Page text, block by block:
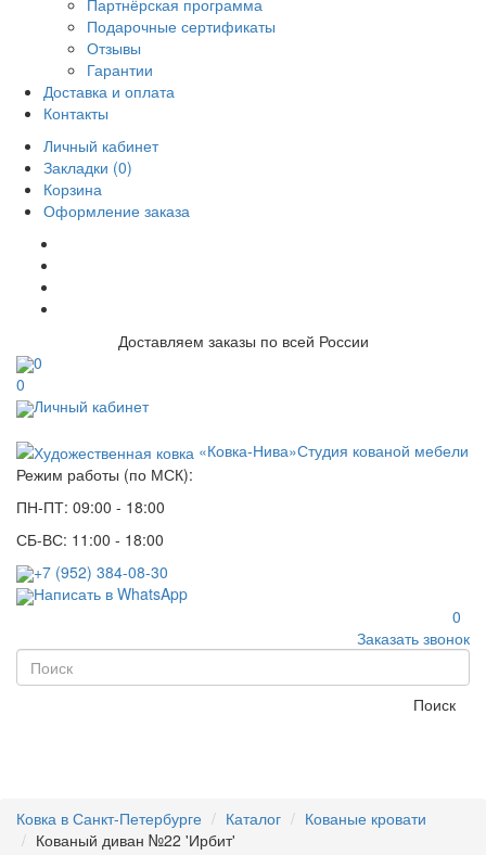
Партнёрская программа
Подарочные сертификаты
Отзывы
Гарантии
Доставка и оплата
Контакты
Личный кабинет
Закладки (0)
Корзина
Оформление заказа
Доставляем заказы по всей России
0
0
Личный кабинет
«Ковка-Нива»Студия кованой мебели
Режим работы (по МСК):
ПН-ПТ: 09:00 - 18:00
СБ-ВС: 11:00 - 18:00
+7 (952) 384-08-30
Написать в WhatsApp
0
Заказать звонок
Поиск
Ковка в Санкт-Петербурге Каталог
Кованые кровати
Кованый диван №22 'Ирбит'